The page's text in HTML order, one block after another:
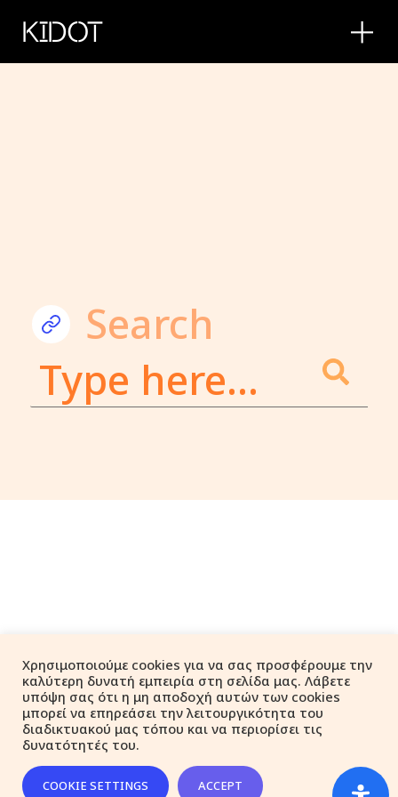
KIDOT
Search
Submit
Χρησιμοποιούμε cookies για να σας προσφέρουμε την
καλύτερη δυνατή εμπειρία στη σελίδα μας. Λάβετε
υπόψη σας ότι η μη αποδοχή αυτών των cookies
μπορεί να επηρεάσει την λειτουργικότητα του
διαδικτυακού μας τόπου και να περιορίσει τις
δυνατότητές του.
COOKIE SETTINGS ACCEPT